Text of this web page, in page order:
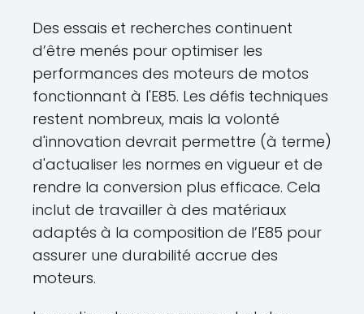
Des essais et recherches continuent
d’être menés pour optimiser les
performances des moteurs de motos
fonctionnant à l'E85. Les défis techniques
restent nombreux, mais la volonté
d'innovation devrait permettre (à terme)
d'actualiser les normes en vigueur et de
rendre la conversion plus efficace. Cela
inclut de travailler à des matériaux
adaptés à la composition de l’E85 pour
assurer une durabilité accrue des
moteurs.